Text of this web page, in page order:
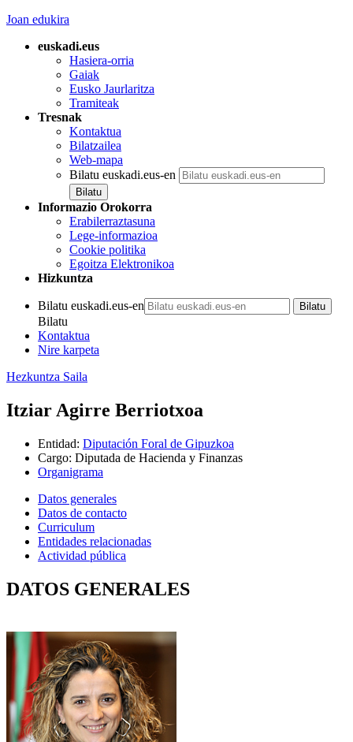
Joan edukira
euskadi.eus
Hasiera-orria
Gaiak
Eusko Jaurlaritza
Tramiteak
Tresnak
Kontaktua
Bilatzailea
Web-mapa
Bilatu euskadi.eus-en
Informazio Orokorra
Erabilerraztasuna
Lege-informazioa
Cookie politika
Egoitza Elektronikoa
Hizkuntza
Bilatu euskadi.eus-en
Bilatu
Kontaktua
Nire karpeta
Hezkuntza Saila
Itziar Agirre Berriotxoa
Entidad: Diputación Foral de Gipuzkoa
Cargo: Diputada de Hacienda y Finanzas
Organigrama
Datos generales
Datos de contacto
Curriculum
Entidades relacionadas
Actividad pública
DATOS GENERALES